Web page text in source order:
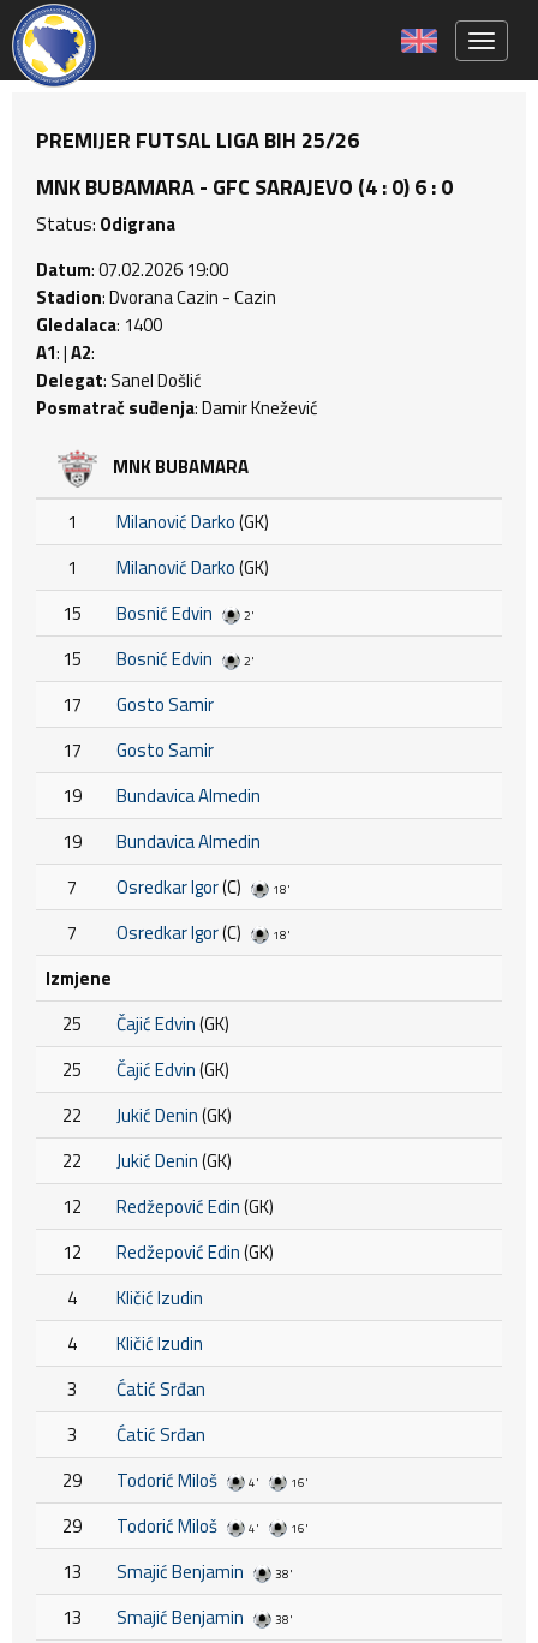
PREMIJER FUTSAL LIGA BIH 25/26
MNK BUBAMARA - GFC SARAJEVO (4 : 0) 6 : 0
Status: Odigrana
Datum: 07.02.2026 19:00
Stadion: Dvorana Cazin - Cazin
Gledalaca: 1400
A1: |A2:
Delegat: Sanel Došlić
Posmatrač suđenja: Damir Knežević
MNK BUBAMARA
1 Milanović Darko(GK)
1
Milanović Darko(GK)
15
Bosnić Edvin 2'
15 Bosnić Edvin 2'
17
Gosto Samir
17
Gosto Samir
19
Bundavica Almedin
19
Bundavica Almedin
7
Osredkar Igor(C) 18'
7 Osredkar Igor(C) 18'
Izmjene
25
Čajić Edvin(GK)
25
Čajić Edvin(GK)
22
Jukić Denin(GK)
22
Jukić Denin(GK)
12
Redžepović Edin(GK)
12
Redžepović Edin(GK)
4
Kličić Izudin
4
Kličić Izudin
3
Ćatić Srđan
3
Ćatić Srđan
29
Todorić Miloš 4' 16'
29 Todorić Miloš 4' 16'
13 Smajić Benjamin 38'
13 Smajić Benjamin 38'